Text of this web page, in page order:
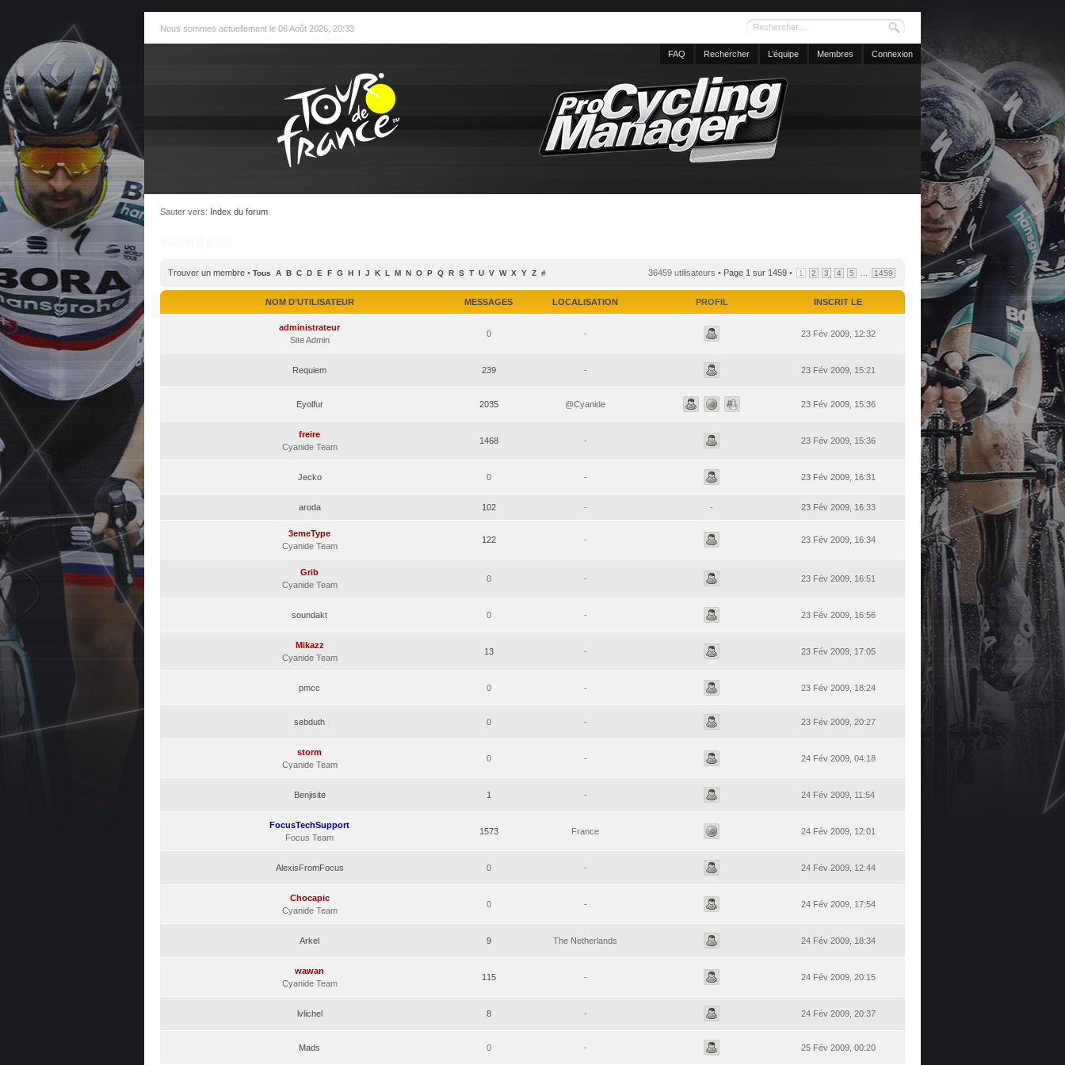
Nous sommes actuellement le 06 Août 2026, 20:33
FAQ Rechercher L’équipe Membres Connexion
Sauter vers: Index du forum
Trouver un membre • Tous A B C D E F G H I J K L M N O P Q R S T U V W X Y Z # 36459 utilisateurs • Page 1 sur 1459 • 1 2 3 4 5 1459
NOM D’UTILISATEUR MESSAGES LOCALISATION PROFIL INSCRIT LE
administrateur
Site Admin
0 - 23 Fév 2009, 12:32
Requiem 239 - 23 Fév 2009, 15:21
Eyolfur 2035 @Cyanide 23 Fév 2009, 15:36
freire
Cyanide Team
1468 - 23 Fév 2009, 15:36
Jecko 0 - 23 Fév 2009, 16:31
aroda 102 - - 23 Fév 2009, 16:33
3emeType
Cyanide Team
122 - 23 Fév 2009, 16:34
Grib
Cyanide Team
0 - 23 Fév 2009, 16:51
soundakt 0 - 23 Fév 2009, 16:56
Mikazz
Cyanide Team
13 - 23 Fév 2009, 17:05
pmcc 0 - 23 Fév 2009, 18:24
sebduth 0 - 23 Fév 2009, 20:27
storm
Cyanide Team
0 - 24 Fév 2009, 04:18
Benjisite 1 - 24 Fév 2009, 11:54
FocusTechSupport
Focus Team
1573 France 24 Fév 2009, 12:01
AlexisFromFocus 0 - 24 Fév 2009, 12:44
Chocapic
Cyanide Team
0 - 24 Fév 2009, 17:54
Arkel 9 The Netherlands 24 Fév 2009, 18:34
wawan
Cyanide Team
115 - 24 Fév 2009, 20:15
lvlichel 8 - 24 Fév 2009, 20:37
Mads 0 - 25 Fév 2009, 00:20